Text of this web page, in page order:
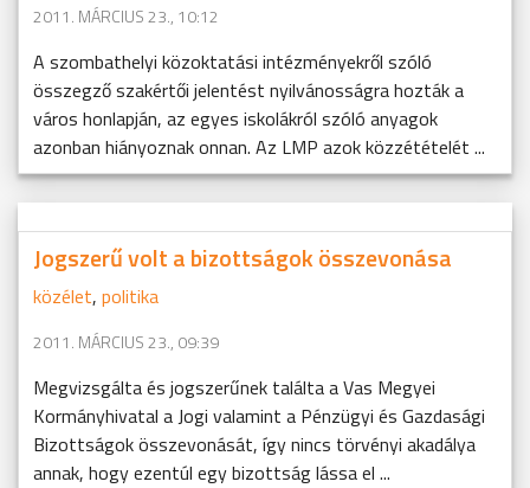
2011. MÁRCIUS 23., 10:12
A szombathelyi közoktatási intézményekről szóló
összegző szakértői jelentést nyilvánosságra hozták a
város honlapján, az egyes iskolákról szóló anyagok
azonban hiányoznak onnan. Az LMP azok közzétételét ...
Jogszerű volt a bizottságok összevonása
közélet, politika
2011. MÁRCIUS 23., 09:39
Megvizsgálta és jogszerűnek találta a Vas Megyei
Kormányhivatal a Jogi valamint a Pénzügyi és Gazdasági
Bizottságok összevonását, így nincs törvényi akadálya
annak, hogy ezentúl egy bizottság lássa el ...